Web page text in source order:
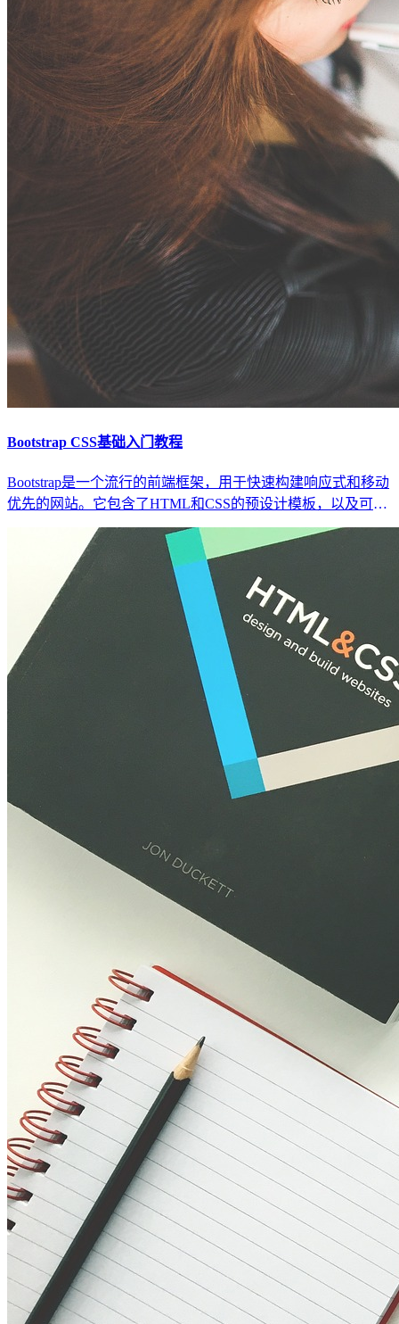
Bootstrap CSS基础入门教程
Bootstrap是一个流行的前端框架，用于快速构建响应式和移动
优先的网站。它包含了HTML和CSS的预设计模板，以及可选
的JavaScript扩展。使用Bootstrap，你可以轻松地创建出具有吸
引力的网站，而无需从零开始编写大量的CSS和JavaScript代